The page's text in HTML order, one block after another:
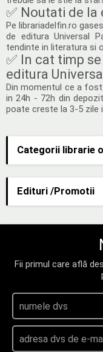
Categorii librarie
Edituri /Promotii
✅ Noutati de la
Pe librariadelfin.ro
de editura Universal
tendinte in literatura si
✅ In cat timp
editura
Din momentul ce a
in 24h - 72h din
poate creste la 3-5 zile
Fii primul care află